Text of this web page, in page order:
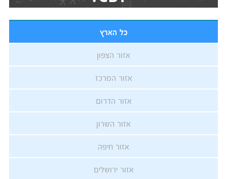
כל הארץ
אזור הצפון
אזור המרכז
אזור הדרום
אזור השרון
אזור חיפה
אזור ירושלים